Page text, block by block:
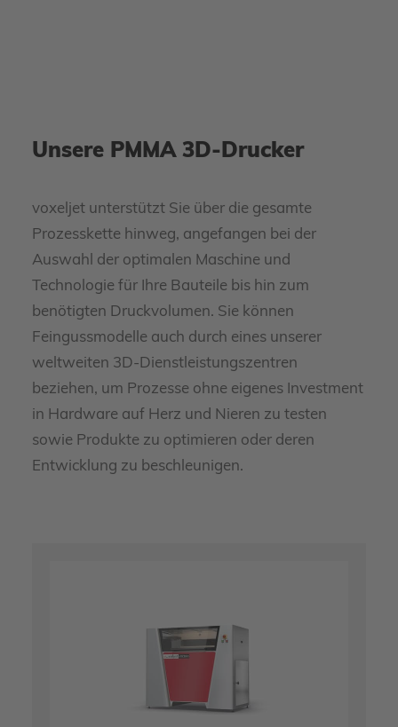
Unsere PMMA 3D-Drucker
voxeljet unterstützt Sie über die gesamte
Prozesskette hinweg, angefangen bei der
Auswahl der optimalen Maschine und
Technologie für Ihre Bauteile bis hin zum
benötigten Druckvolumen. Sie können
Feingussmodelle auch durch eines unserer
weltweiten 3D-Dienstleistungszentren
beziehen, um Prozesse ohne eigenes Investment
in Hardware auf Herz und Nieren zu testen
sowie Produkte zu optimieren oder deren
Entwicklung zu beschleunigen.